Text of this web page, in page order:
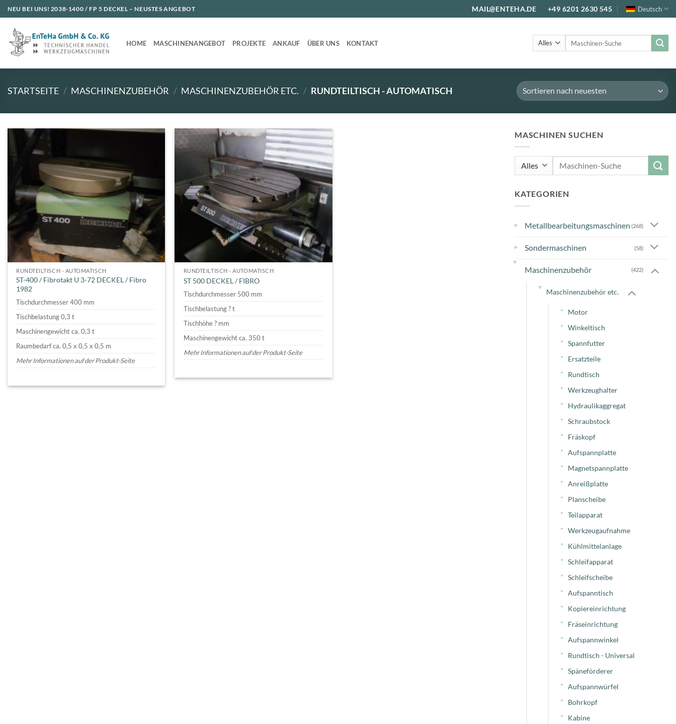
Zum
Inhalt
springen
NEU BEI UNS! 2038-1400 / FP 5 DECKEL – NEUSTES ANGEBOT MAIL@ENTEHA.DE +49 6201 2630 545 Deutsch
HOME MASCHINENANGEBOT PROJEKTE ANKAUF ÜBER UNS KONTAKT
STARTSEITE / MASCHINENZUBEHÖR / MASCHINENZUBEHÖR ETC. / RUNDTEILTISCH - AUTOMATISCH
RUNDTEILTISCH - AUTOMATISCH
ST-400 / Fibrotakt U 3-72 DECKEL / Fibro
1982
Tischdurchmesser 400 mm
Tischbelastung 0,3 t
Maschinengewicht ca. 0,3 t
Raumbedarf ca. 0,5 x 0,5 x 0,5 m
Mehr Informationen auf der Produkt-Seite
RUNDTEILTISCH - AUTOMATISCH
ST 500 DECKEL / FIBRO
Tischdurchmesser 500 mm
Tischbelastung ? t
Tischhöhe ? mm
Maschinengewicht ca. 350 t
Mehr Informationen auf der Produkt-Seite
MASCHINEN SUCHEN
Suche
nach:
KATEGORIEN
▸ Metallbearbeitungsmaschinen (268)
▸ Sondermaschinen (58)
▸
Maschinenzubehör (422)
▸ Maschinenzubehör etc.
Motor
Winkeltisch
Spannfutter
Ersatzteile
Rundtisch
Werkzeughalter
Hydraulikaggregat
Schraubstock
Fräskopf
Aufspannplatte
Magnetspannplatte
Anreißplatte
Planscheibe
Teilapparat
Werkzeugaufnahme
Kühlmittelanlage
Schleifapparat
Schleifscheibe
Aufspanntisch
Kopiereinrichtung
Fräseinrichtung
Aufspannwinkel
Rundtisch - Universal
Späneförderer
Aufspannwürfel
Bohrkopf
Kabine